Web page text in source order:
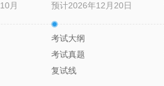
月 预计2026年12月20日
考试大纲
考试真题
复试线